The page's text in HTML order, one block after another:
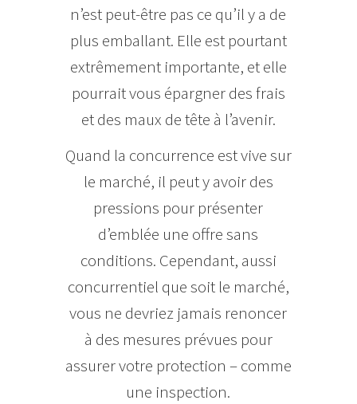
n’est peut-être pas ce qu’il y a de
plus emballant. Elle est pourtant
extrêmement importante, et elle
pourrait vous épargner des frais
et des maux de tête à l’avenir.
Quand la concurrence est vive sur
le marché, il peut y avoir des
pressions pour présenter
d’emblée une offre sans
conditions. Cependant, aussi
concurrentiel que soit le marché,
vous ne devriez jamais renoncer
à des mesures prévues pour
assurer votre protection – comme
une inspection.